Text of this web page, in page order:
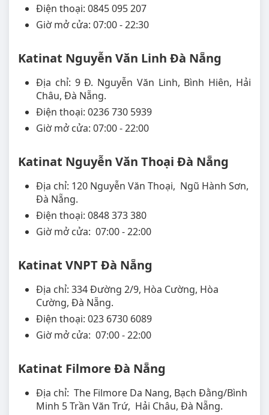
Điện thoại: 0845 095 207
Giờ mở cửa: 07:00 - 22:30
Katinat Nguyễn Văn Linh Đà Nẵng
Địa chỉ: 9 Đ. Nguyễn Văn Linh, Bình Hiên, Hải
Châu, Đà Nẵng.
Điện thoại: 0236 730 5939
Giờ mở cửa: 07:00 - 22:00
Katinat Nguyễn Văn Thoại Đà Nẵng
Địa chỉ: 120 Nguyễn Văn Thoại, Ngũ Hành Sơn,
Đà Nẵng.
Điện thoại: 0848 373 380
Giờ mở cửa: 07:00 - 22:00
Katinat VNPT Đà Nẵng
Địa chỉ: 334 Đường 2/9, Hòa Cường, Hòa
Cường, Đà Nẵng.
Điện thoại: 023 6730 6089
Giờ mở cửa: 07:00 - 22:00
Katinat Filmore Đà Nẵng
Địa chỉ: The Filmore Da Nang, Bạch Đằng/Bình
Minh 5 Trần Văn Trứ, Hải Châu, Đà Nẵng.